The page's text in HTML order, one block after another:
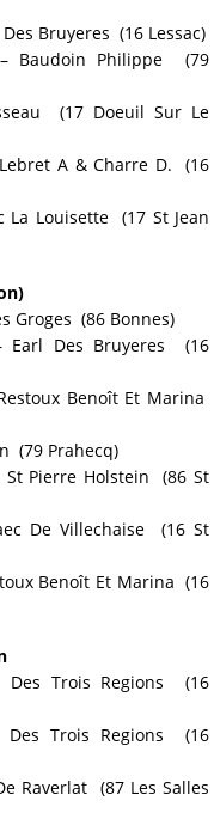
Bruyeres (16 Lessac)
Baudoin Philippe (79
(17 Doeuil Sur Le
A & Charre D. (16
La Louisette (17 St Jean
Groges (86 Bonnes)
Earl Des Bruyeres (16
Benoît Et Marina
(79 Prahecq)
St Pierre Holstein (86 St
De Villechaise (16 St
Benoît Et Marina (16
Des Trois Regions (16
Des Trois Regions (16
Raverlat (87 Les Salles